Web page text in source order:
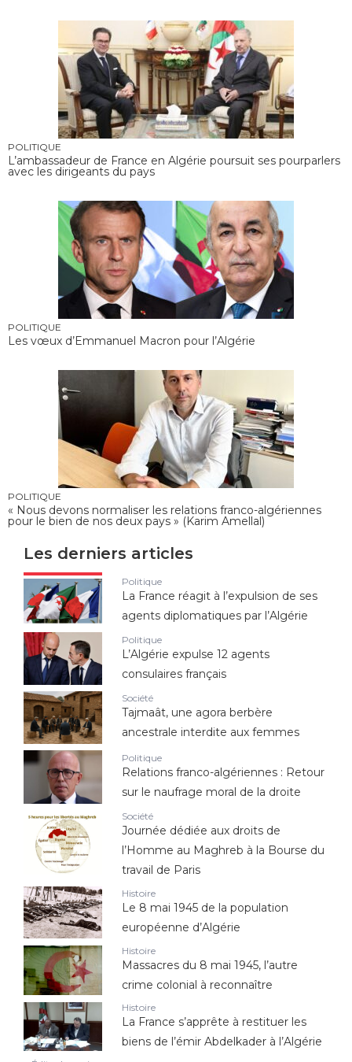
POLITIQUE
L’ambassadeur de France en Algérie poursuit ses pourparlers
avec les dirigeants du pays
POLITIQUE
Les vœux d’Emmanuel Macron pour l’Algérie
POLITIQUE
« Nous devons normaliser les relations franco-algériennes
pour le bien de nos deux pays » (Karim Amellal)
Les derniers articles
Politique
La France réagit à l’expulsion de ses
agents diplomatiques par l’Algérie
Politique
L’Algérie expulse 12 agents
consulaires français
Société
Tajmaât, une agora berbère
ancestrale interdite aux femmes
Politique
Relations franco-algériennes : Retour
sur le naufrage moral de la droite
Société
Journée dédiée aux droits de
l’Homme au Maghreb à la Bourse du
travail de Paris
Histoire
Le 8 mai 1945 de la population
européenne d’Algérie
Histoire
Massacres du 8 mai 1945, l’autre
crime colonial à reconnaître
Histoire
La France s’apprête à restituer les
biens de l’émir Abdelkader à l’Algérie